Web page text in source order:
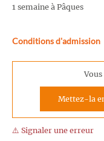
1 semaine à Pâques
Conditions d'admission
Mettez-la
⚠️ Signaler une erreur